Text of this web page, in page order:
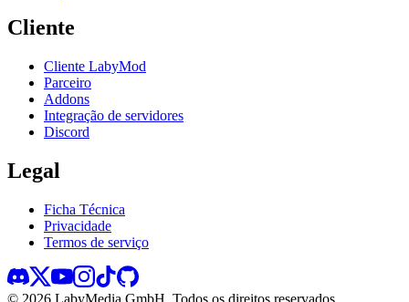
Cliente
Cliente LabyMod
Parceiro
Addons
Integração de servidores
Discord
Legal
Ficha Técnica
Privacidade
Termos de serviço
© 2026 LabyMedia GmbH. Todos os direitos reservados.